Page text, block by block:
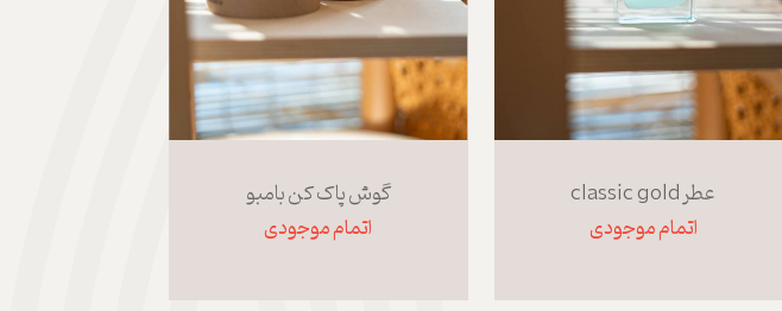
عطر classic gold
اتمام موجودی
گوش پاک کن بامبو
اتمام موجودی